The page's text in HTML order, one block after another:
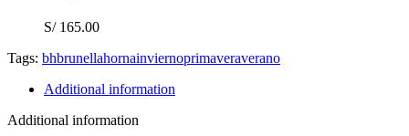
S/165.00
Tags: bhbrunellahornainviernoprimaveraverano
Additional information
Additional information